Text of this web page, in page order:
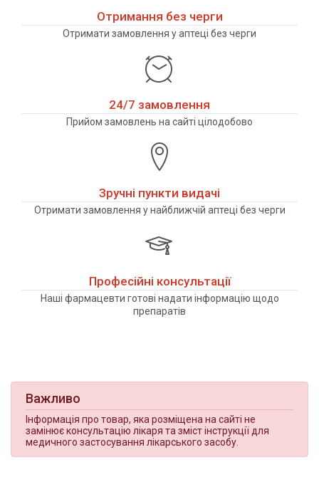
Отримання без черги
Отримати замовлення у аптеці без черги
24/7 замовлення
Прийом замовлень на сайті цілодобово
Зручні пункти видачі
Отримати замовлення у найближчій аптеці без черги
Професійні консультації
Наші фармацевти готові надати інформацію щодо
препаратів
Важливо
Інформація про товар, яка розміщена на сайті не
замінює консультацію лікаря та зміст інструкції для
медичного застосування лікарського засобу.